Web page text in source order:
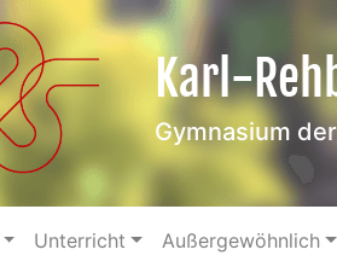
Karl-
Gymnasium
Unterricht Außergewöhnlich